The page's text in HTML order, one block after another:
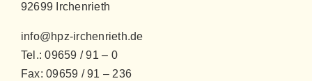
92699 Irchenrieth
info@hpz-irchenrieth.de
Tel.: 09659 / 91 – 0
Fax: 09659 / 91 – 236